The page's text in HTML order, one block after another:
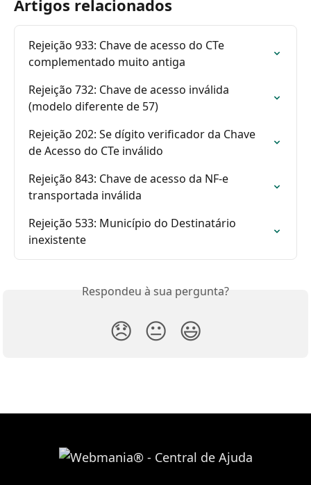
Artigos relacionados
Rejeição 933: Chave de acesso do CTe
complementado muito antiga
Rejeição 732: Chave de acesso inválida
(modelo diferente de 57)
Rejeição 202: Se dígito verificador da Chave
de Acesso do CTe inválido
Rejeição 843: Chave de acesso da NF-e
transportada inválida
Rejeição 533: Município do Destinatário
inexistente
Respondeu à sua pergunta?
😞 😐 😃